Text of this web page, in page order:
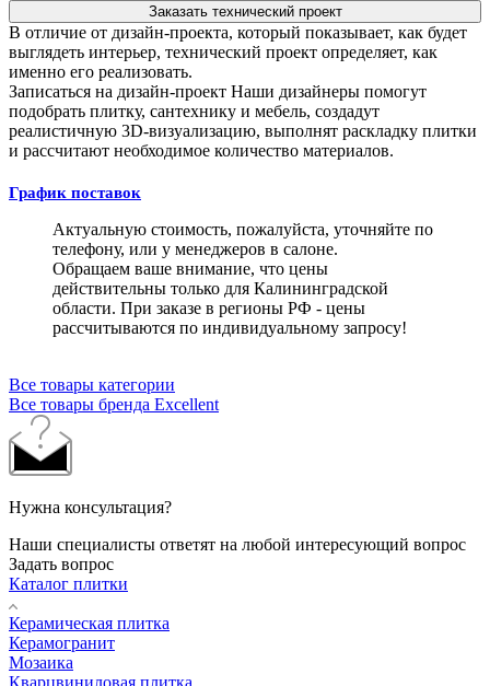
Заказать технический проект
В отличие от дизайн-проекта, который показывает, как будет
выглядеть интерьер, технический проект определяет, как
именно его реализовать.
Записаться на дизайн-проект Наши дизайнеры помогут
подобрать плитку, сантехнику и мебель, создадут
реалистичную 3D-визуализацию, выполнят раскладку плитки
и рассчитают необходимое количество материалов.
График поставок
Актуальную стоимость, пожалуйста, уточняйте по
телефону, или у менеджеров в салоне.
Обращаем ваше внимание, что цены
действительны только для Калининградской
области. При заказе в регионы РФ - цены
рассчитываются по индивидуальному запросу!
Все товары категории
Все товары бренда Excellent
Нужна консультация?
Наши специалисты ответят на любой интересующий вопрос
Задать вопрос
Каталог плитки
Керамическая плитка
Керамогранит
Мозаика
Кварцвиниловая плитка